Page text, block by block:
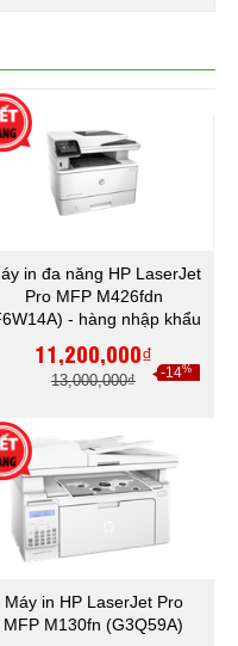
in đa năng HP LaserJet
Pro MFP M426fdn
- hàng nhập khẩu
11,200,000₫
13,000,000₫ -14%
Máy in HP LaserJet Pro
MFP M130fn (G3Q59A)